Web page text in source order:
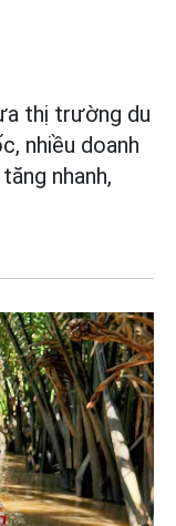
thị trường du
nhiều doanh
nhanh,